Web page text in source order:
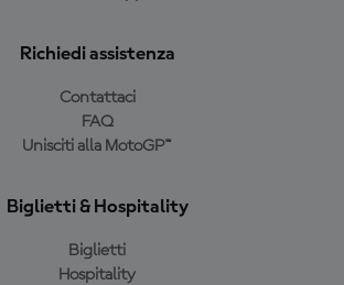
Richiedi assistenza
Contattaci
FAQ
Unisciti alla MotoGP™
Biglietti & Hospitality
Biglietti
Hospitality